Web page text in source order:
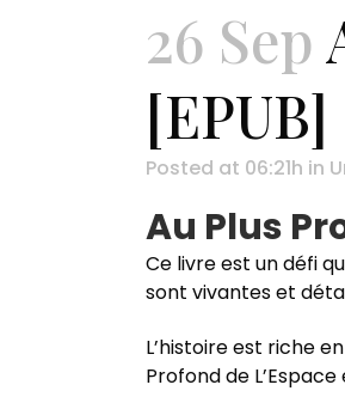
26 Sep
[EPUB]
Posted at 06:21h in
Au Plus
Ce livre est un défi
sont vivantes et
L’histoire est riche
Profond de